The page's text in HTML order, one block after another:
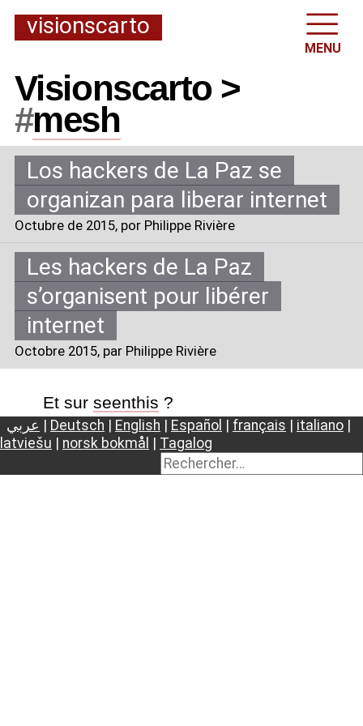
visionscarto
MENU
Visionscarto >
#mesh
Los hackers de La Paz se
organizan para liberar internet
Octubre de 2015, por Philippe Rivière
Les hackers de La Paz
s’organisent pour libérer
internet
Octobre 2015, par Philippe Rivière
Et sur seenthis ?
عربي | Deutsch | English | Español | français | italiano |
latviešu | norsk bokmål | Tagalog